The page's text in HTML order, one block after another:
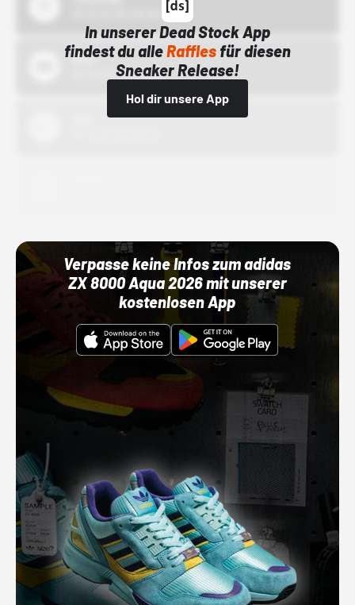
In unserer Dead Stock App
findest du alleRafflesfür diesen
Sneaker Release!
Hol dir unsere App
Bstn
01.10.22 00:00 Uhr
Verpasse keine Infos zum adidas
ZX 8000 Aqua 2026 mit unserer
kostenlosen App